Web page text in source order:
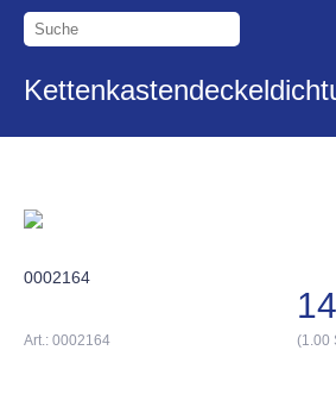
0002164
Art.: 0002164 (1.00